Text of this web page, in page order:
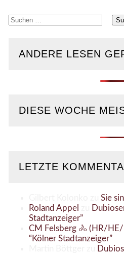
Suchen
ANDERE LESEN
DIESE WOCHE
LETZTE
Sie
Roland Appel
Stadtanzeiger”
CM Felsberg 🚴 (HR/
“Kölner Stadtanzeiger”